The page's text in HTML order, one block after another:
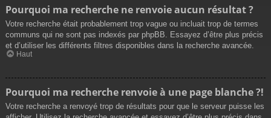
Pourquoi ma recherche ne renvoie aucun résultat ?
Votre recherche était probablement trop vague ou incluait trop de termes
communs qui ne sont pas indexés par phpBB. Essayez d’être plus précis
et d’utiliser les différents filtres disponibles dans la recherche avancée.
Haut
Pourquoi ma recherche renvoie à une page blanche ?!
Votre recherche a renvoyé trop de résultats pour que le serveur puisse les